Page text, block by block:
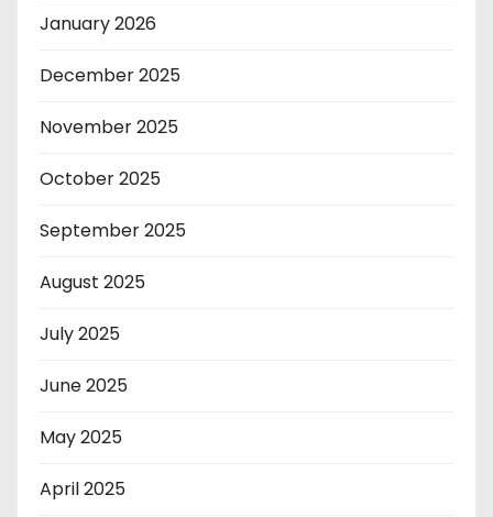
January 2026
December 2025
November 2025
October 2025
September 2025
August 2025
July 2025
June 2025
May 2025
April 2025